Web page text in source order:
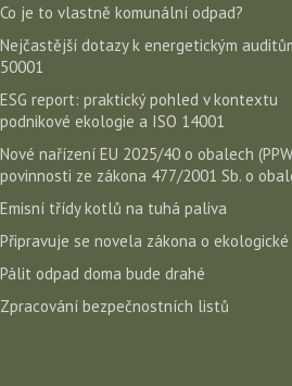
Co je to vlastně komunální odpad?
Nejčastější dotazy k energetickým
50001
ESG report: praktický pohled v kontextu
podnikové ekologie a ISO 14001
Nové nařízení EU 2025/40 o obalech
povinnosti ze zákona 477/2001 Sb. o
Emisní třídy kotlů na tuhá paliva
Připravuje se novela zákona o ekologické
Pálit odpad doma bude drahé
Zpracování bezpečnostních listů